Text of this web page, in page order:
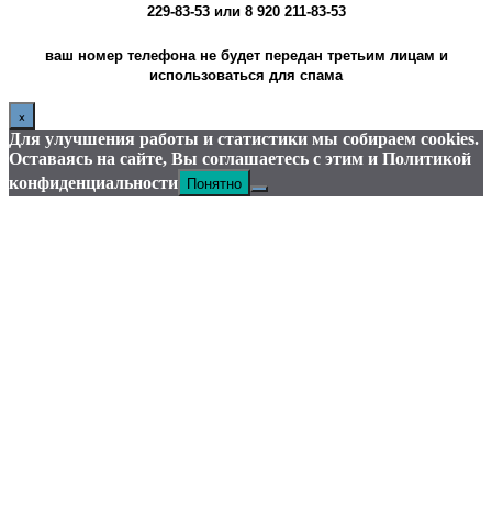
229-83-53 или8 920 211-83-53
ваш номер телефона не будет передан третьим лицам и
использоваться для спама
×
Для улучшения работы и статистики мы собираем cookies.
Оставаясь на сайте, Вы соглашаетесь с этим и Политикой
конфиденциальности Понятно